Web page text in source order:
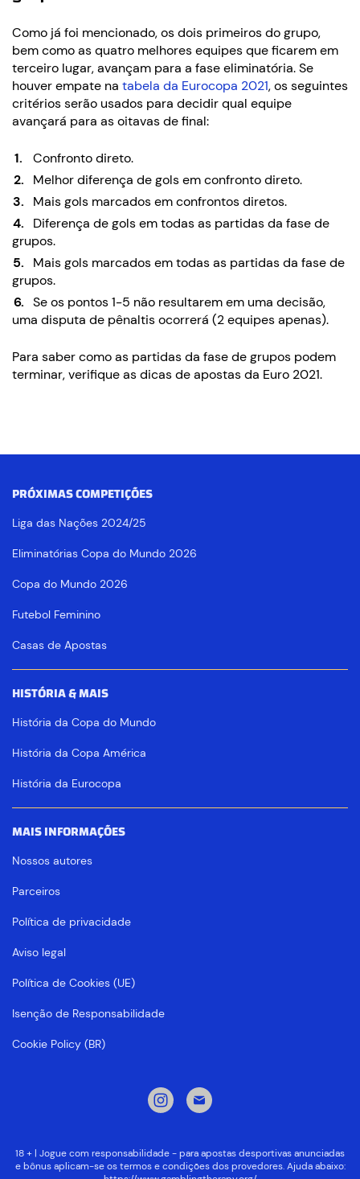
Como já foi mencionado, os dois primeiros do grupo,
bem como as quatro melhores equipes que ficarem em
terceiro lugar, avançam para a fase eliminatória. Se
houver empate na tabela da Eurocopa 2021, os seguintes
critérios serão usados ​​para decidir qual equipe
avançará para as oitavas de final:
Confronto direto.
Melhor diferença de gols em confronto direto.
Mais gols marcados em confrontos diretos.
Diferença de gols em todas as partidas da fase de
grupos.
Mais gols marcados em todas as partidas da fase de
grupos.
Se os pontos 1-5 não resultarem em uma decisão,
uma disputa de pênaltis ocorrerá (2 equipes apenas).
Para saber como as partidas da fase de grupos podem
terminar, verifique as dicas de apostas da Euro 2021.
PRÓXIMAS COMPETIÇÕES
Liga das Nações 2024/25
Eliminatórias Copa do Mundo 2026
Copa do Mundo 2026
Futebol Feminino
Casas de Apostas
HISTÓRIA & MAIS
História da Copa do Mundo
História da Copa América
História da Eurocopa
MAIS INFORMAÇÕES
Nossos autores
Parceiros
Política de privacidade
Aviso legal
Política de Cookies (UE)
Isenção de Responsabilidade
Cookie Policy (BR)
18 + | Jogue com responsabilidade - para apostas desportivas anunciadas
e bônus aplicam-se os termos e condições dos provedores. Ajuda abaixo: